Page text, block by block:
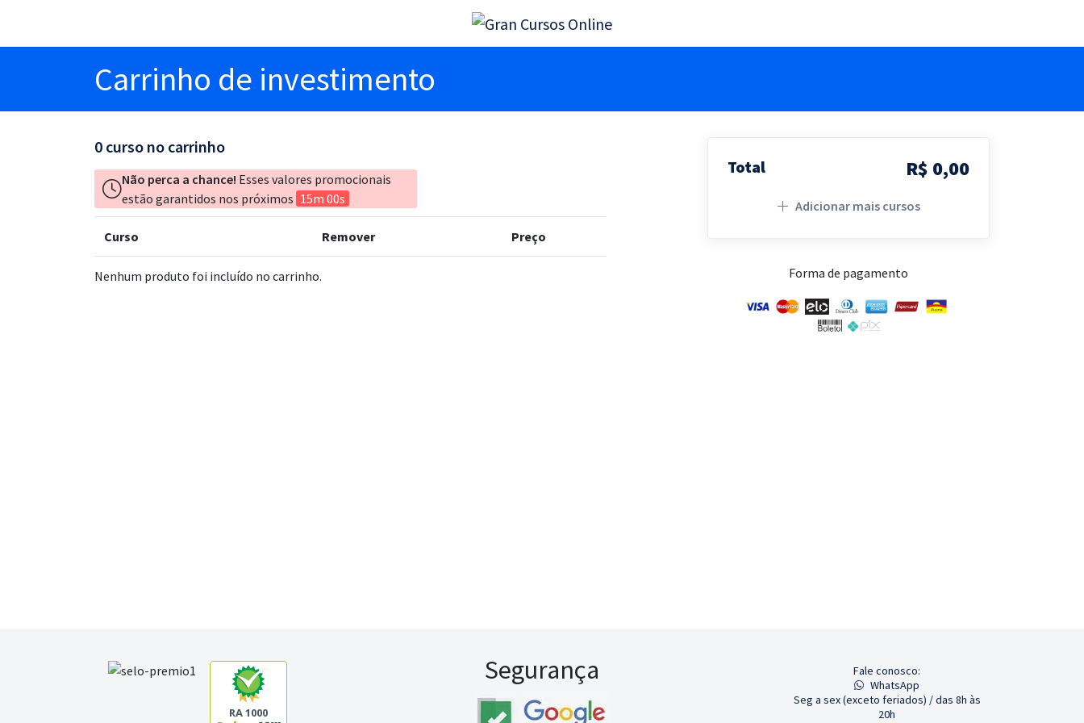
Carrinho de investimento
0 curso no carrinho
Não perca a chance! Esses valores promocionais
estão garantidos nos próximos 15m 00s
Curso Remover Preço
Nenhum produto foi incluído no carrinho.
Total R$ 0,00
Adicionar mais cursos
Forma de pagamento
RA 1000
Segurança
Fale conosco:
WhatsApp
Seg a sex (exceto feriados) / das 8h às
20h